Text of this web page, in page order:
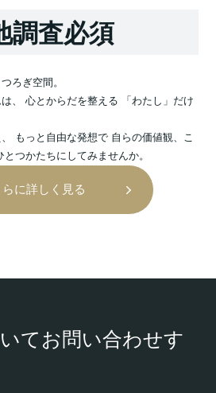
調査必須
ろぎ空間。
、 心とからだを整える 「わたし」だけ
もっと自由な発想で 自らの価値観、こ
つかたちにしてみませんか。
らに詳しく見る
てお問い合わせす